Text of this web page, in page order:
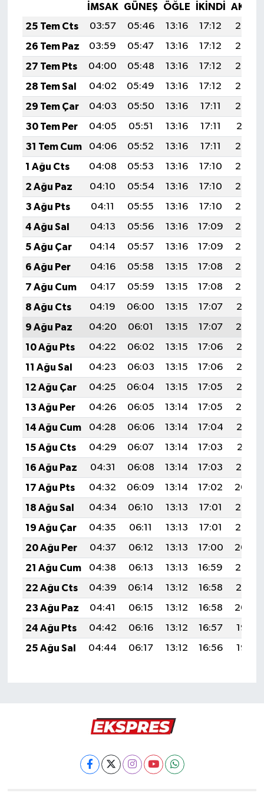
İMSAK GÜNEŞ ÖĞLE İKINDI
25 Tem Cts
03:57 05:46 13:16 17:12
20:36
26 Tem Paz
03:59 05:47 13:16 17:12
20:35
27 Tem Pts
04:00 05:48 13:16 17:12
20:34
28 Tem Sal
04:02 05:49 13:16 17:12
20:33
29 Tem Çar
04:03 05:50 13:16 17:11
20:32
30 Tem Per
04:05 05:51 13:16 17:11
20:31
31 Tem Cum
04:06 05:52 13:16 17:11
20:30
1 Ağu Cts
04:08 05:53 13:16 17:10
20:29
2 Ağu Paz
04:10 05:54 13:16 17:10
20:28
3 Ağu Pts
04:11 05:55 13:16 17:10
20:27
4 Ağu Sal
04:13 05:56 13:16 17:09
20:25
5 Ağu Çar
04:14 05:57 13:16 17:09
20:24
6 Ağu Per
04:16 05:58 13:15 17:08
20:23
7 Ağu Cum
04:17 05:59 13:15 17:08
20:22
8 Ağu Cts
04:19 06:00 13:15 17:07
20:21
9 Ağu Paz
04:20 06:01 13:15 17:07
20:19
10 Ağu Pts
04:22 06:02 13:15 17:06
20:18
11 Ağu Sal
04:23 06:03 13:15 17:06
20:17
12 Ağu Çar
04:25 06:04 13:15 17:05
20:15
13 Ağu Per
04:26 06:05 13:14 17:05
20:14
14 Ağu Cum
04:28 06:06 13:14 17:04
20:13
15 Ağu Cts
04:29 06:07 13:14 17:03
20:11
16 Ağu Paz
04:31 06:08 13:14 17:03
20:10
17 Ağu Pts
04:32 06:09 13:14 17:02
20:09
18 Ağu Sal
04:34 06:10 13:13 17:01
20:07
19 Ağu Çar
04:35 06:11 13:13 17:01
20:06
20 Ağu Per
04:37 06:12 13:13 17:00
20:04
21 Ağu Cum
04:38 06:13 13:13 16:59
20:03
22 Ağu Cts
04:39 06:14 13:12 16:58
20:01
23 Ağu Paz
04:41 06:15 13:12 16:58
20:00
24 Ağu Pts
04:42 06:16 13:12 16:57
19:58
25 Ağu Sal
04:44 06:17 13:12 16:56 19:57
Sağlık
Şaphane
Simav
Spor
Tavşanlı
Teknoloji
Türkiye
Video Galeri
Yaşam
Yemek Tarifleri